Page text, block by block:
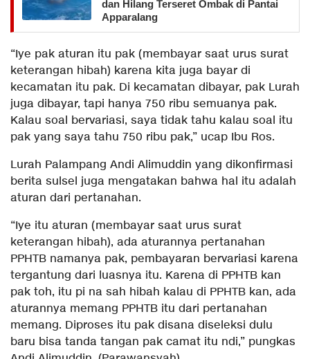
dan Hilang Terseret Ombak di Pantai
Apparalang
“Iye pak aturan itu pak (membayar saat urus surat
keterangan hibah) karena kita juga bayar di
kecamatan itu pak. Di kecamatan dibayar, pak Lurah
juga dibayar, tapi hanya 750 ribu semuanya pak.
Kalau soal bervariasi, saya tidak tahu kalau soal itu
pak yang saya tahu 750 ribu pak,” ucap Ibu Ros.
Lurah Palampang Andi Alimuddin yang dikonfirmasi
berita sulsel juga mengatakan bahwa hal itu adalah
aturan dari pertanahan.
“Iye itu aturan (membayar saat urus surat
keterangan hibah), ada aturannya pertanahan
PPHTB namanya pak, pembayaran bervariasi karena
tergantung dari luasnya itu. Karena di PPHTB kan
pak toh, itu pi na sah hibah kalau di PPHTB kan, ada
aturannya memang PPHTB itu dari pertanahan
memang. Diproses itu pak disana diseleksi dulu
baru bisa tanda tangan pak camat itu ndi,” pungkas